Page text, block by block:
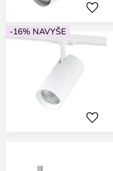
-16% NAVYŠE